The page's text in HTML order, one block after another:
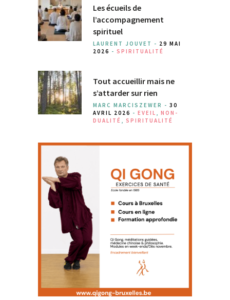
Les écueils de
l’accompagnement
spirituel
LAURENT JOUVET - 29 MAI
2026 - SPIRITUALITÉ
Tout accueillir mais ne
s’attarder sur rien
MARC MARCISZEWER - 30
AVRIL 2026 - EVEIL , NON-
DUALITÉ , SPIRITUALITÉ